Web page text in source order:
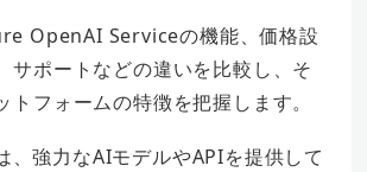
OpenAI Serviceの機能、価格設
サポートなどの違いを比較し、そ
トフォームの特徴を把握します。
、強力なAIモデルやAPIを提供して